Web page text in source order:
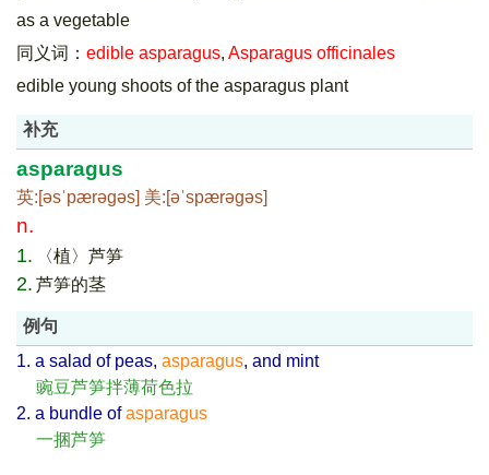
as a vegetable
同义词： edible asparagus, Asparagus officinales
edible young shoots of the asparagus plant
补充
asparagus
英:[əsˈpærəɡəs] 美:[əˈspærəɡəs]
n.
1. 〈植〉芦笋
2. 芦笋的茎
例句
1. a salad of peas, asparagus, and mint
豌豆芦笋拌薄荷色拉
2. a bundle ofasparagus
一捆芦笋